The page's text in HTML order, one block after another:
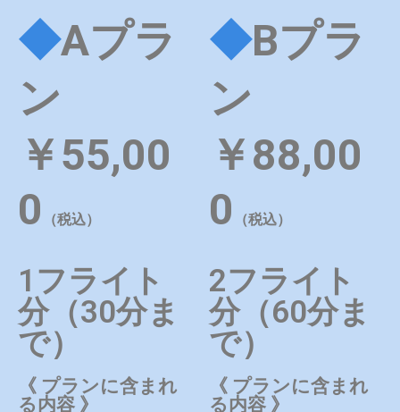
◆Aプラ
ン
￥55,00
0
（税込）
1フライト
分（30分ま
で）
《 プランに含まれ
る内容 》
◆Bプラ
ン
￥88,00
0
（税込）
2フライト
分（60分ま
で）
《 プランに含まれ
る内容 》